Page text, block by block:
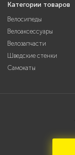
Категории товаров
Велосипеды
Велоаксессуары
Велозапчасти
Шведские стенки
Самокаты